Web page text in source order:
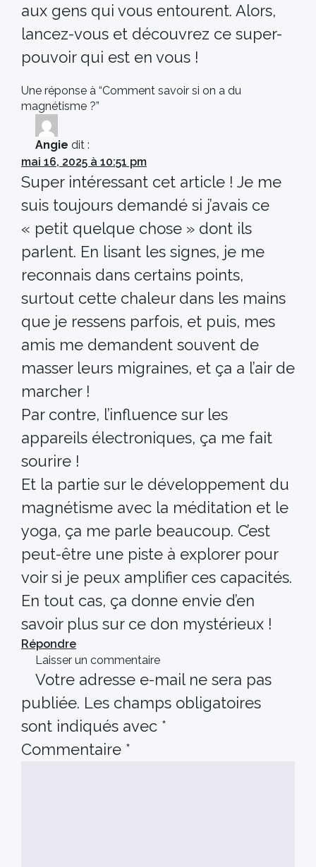
aux gens qui vous entourent. Alors,
lancez-vous et découvrez ce super-
pouvoir qui est en vous !
Une réponse à “Comment savoir si on a du
magnétisme ?”
Angie dit :
mai 16, 2025 à 10:51 pm
Super intéressant cet article ! Je me
suis toujours demandé si j’avais ce
« petit quelque chose » dont ils
parlent. En lisant les signes, je me
reconnais dans certains points,
surtout cette chaleur dans les mains
que je ressens parfois, et puis, mes
amis me demandent souvent de
masser leurs migraines, et ça a l’air de
marcher !
Par contre, l’influence sur les
appareils électroniques, ça me fait
sourire !
Et la partie sur le développement du
magnétisme avec la méditation et le
yoga, ça me parle beaucoup. C’est
peut-être une piste à explorer pour
voir si je peux amplifier ces capacités.
En tout cas, ça donne envie d’en
savoir plus sur ce don mystérieux !
Répondre
Laisser un commentaire
Votre adresse e-mail ne sera pas
publiée. Les champs obligatoires
sont indiqués avec *
Commentaire *